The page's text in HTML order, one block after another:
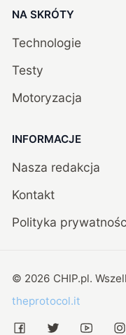
NA SKRÓTY
Technologie
Testy
Motoryzacja
INFORMACJE
Nasza redakcja
Kontakt
Polityka
© 2026 CHIP.pl.
theprotocol.it